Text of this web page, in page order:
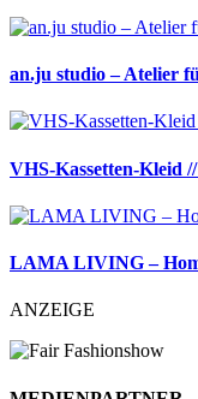
an.ju studio – Atelier
VHS-Kassetten-Kleid
LAMA LIVING –
ANZEIGE